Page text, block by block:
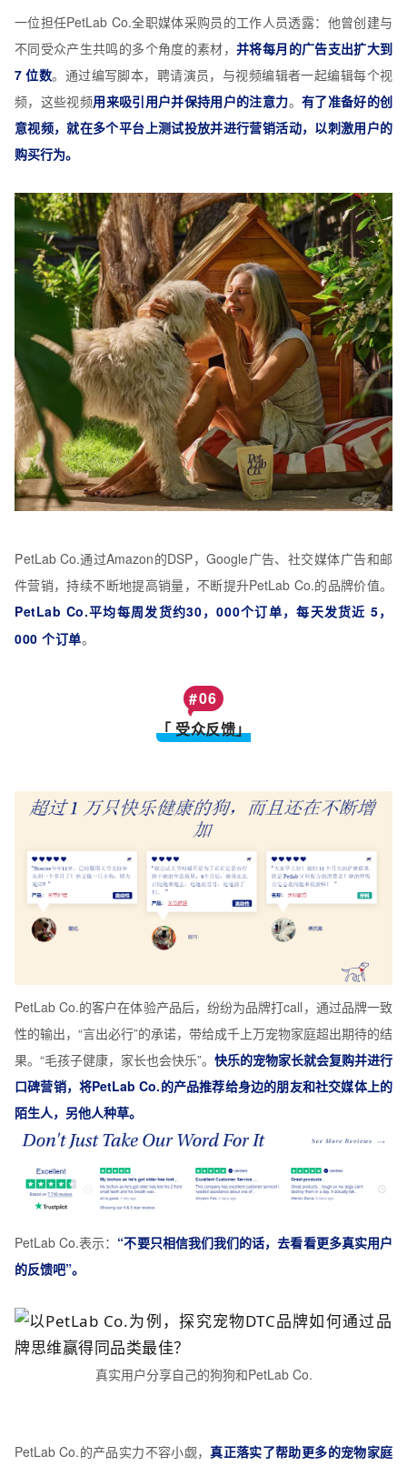
一位担任PetLab Co.全职媒体采购员的工作人员透露：他曾创建与
不同受众产生共鸣的多个角度的素材，并将每月的广告支出扩大到
7 位数。通过编写脚本，聘请演员，与视频编辑者一起编辑每个视
频，这些视频用来吸引用户并保持用户的注意力。 有了准备好的创
意视频，就在多个平台上测试投放并进行营销活动，以刺激用户的
购买行为。
PetLab Co.通过Amazon的DSP，Google广告、社交媒体广告和邮
件营销，持续不断地提高销量，不断提升PetLab Co.的品牌价值。
PetLab Co.平均每周发货约30，000个订单，每天发货近 5，
000 个订单。
#06
「 受众反馈」
PetLab Co.的客户在体验产品后，纷纷为品牌打call，通过品牌一致
性的输出，“言出必行”的承诺，带给成千上万宠物家庭超出期待的结
果。“毛孩子健康，家长也会快乐”。 快乐的宠物家长就会复购并进行
口碑营销，将PetLab Co.的产品推荐给身边的朋友和社交媒体上的
陌生人，另他人种草。
PetLab Co.表示： “不要只相信我们我们的话，去看看更多真实用户
的反馈吧”。
真实用户分享自己的狗狗和PetLab Co.
PetLab Co.的产品实力不容小觑，真正落实了帮助更多的宠物家庭